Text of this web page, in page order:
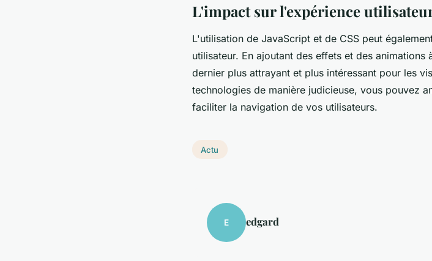
L'impact sur l'expérience
L'utilisation de JavaScript et de CSS peut
utilisateur. En ajoutant des effets et des
dernier plus attrayant et plus intéressant pour les
technologies de manière judicieuse, vous pouvez
faciliter la navigation de vos utilisateurs.
Actu
E edgard